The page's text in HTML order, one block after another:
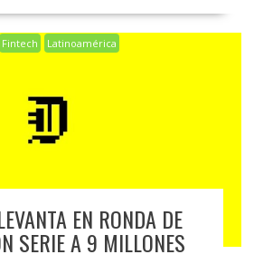
Fintech Latinoamérica
EN RONDA DE
SERIE A 9 MILLONES